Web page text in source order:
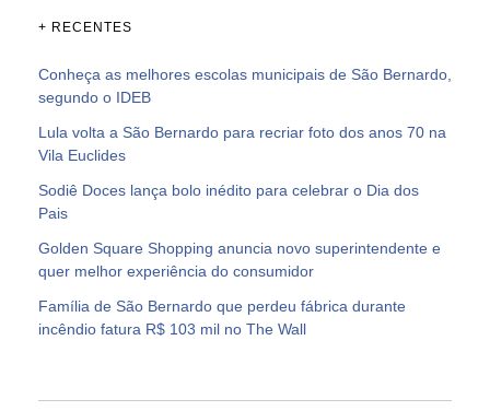
+ RECENTES
Conheça as melhores escolas municipais de São Bernardo,
segundo o IDEB
Lula volta a São Bernardo para recriar foto dos anos 70 na
Vila Euclides
Sodiê Doces lança bolo inédito para celebrar o Dia dos
Pais
Golden Square Shopping anuncia novo superintendente e
quer melhor experiência do consumidor
Família de São Bernardo que perdeu fábrica durante
incêndio fatura R$ 103 mil no The Wall